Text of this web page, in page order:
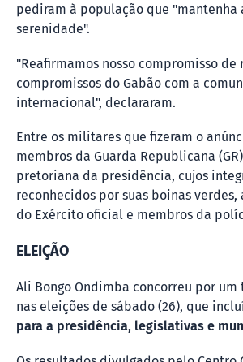
pediram à população que "mantenha
serenidade".
"Reafirmamos nosso compromisso de
compromissos do Gabão com a
internacional", declararam.
Entre os militares que fizeram o
membros da Guarda Republicana
pretoriana da presidência, cujos
reconhecidos por suas boinas
do Exército oficial e membros da
ELEIÇÃO
Ali Bongo Ondimba concorreu por
nas eleições de sábado (26), que
para a presidência, legislativas e